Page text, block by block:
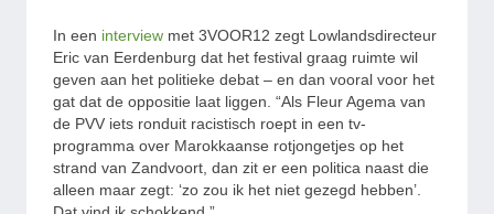
In een interview met 3VOOR12 zegt Lowlandsdirecteur
Eric van Eerdenburg dat het festival graag ruimte wil
geven aan het politieke debat – en dan vooral voor het
gat dat de oppositie laat liggen. “Als Fleur Agema van
de PVV iets ronduit racistisch roept in een tv-
programma over Marokkaanse rotjongetjes op het
strand van Zandvoort, dan zit er een politica naast die
alleen maar zegt: ‘zo zou ik het niet gezegd hebben’.